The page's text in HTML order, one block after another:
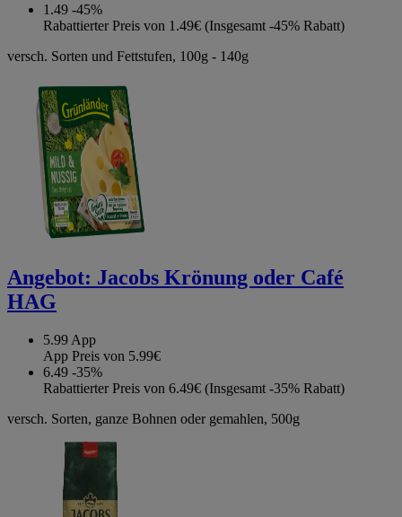
1.49 -45%
Rabattierter Preis von 1.49€ (Insgesamt -45% Rabatt)
versch. Sorten und Fettstufen, 100g - 140g
Angebot: Jacobs Krönung oder Café
HAG
5.99 App
App Preis von 5.99€
6.49 -35%
Rabattierter Preis von 6.49€ (Insgesamt -35% Rabatt)
versch. Sorten, ganze Bohnen oder gemahlen, 500g